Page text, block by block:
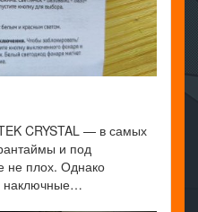
CRYSTAL — в самых
и под
не плох. Однако
наключные…